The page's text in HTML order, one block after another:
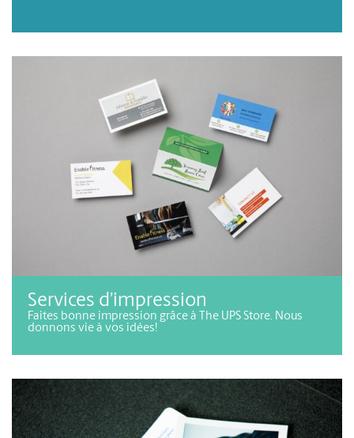
Programme Aéroplan
Services d’impression
Faites bonne impression grâce à The UPS Store. Nous
donnons vie à vos idées!